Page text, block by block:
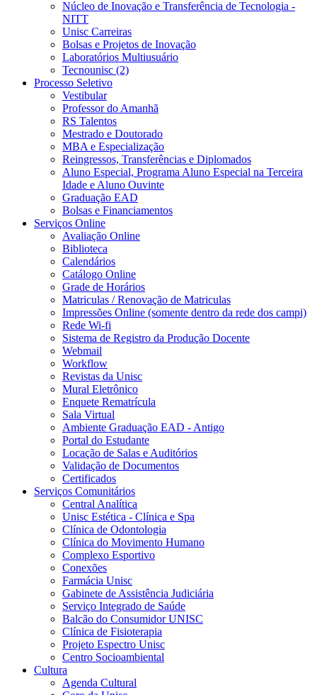
Núcleo de Inovação e Transferência de Tecnologia -
NITT
Unisc Carreiras
Bolsas e Projetos de Inovação
Laboratórios Multiusuário
Tecnounisc (2)
Processo Seletivo
Vestibular
Professor do Amanhã
RS Talentos
Mestrado e Doutorado
MBA e Especialização
Reingressos, Transferências e Diplomados
Aluno Especial, Programa Aluno Especial na Terceira
Idade e Aluno Ouvinte
Graduação EAD
Bolsas e Financiamentos
Serviços Online
Avaliação Online
Biblioteca
Calendários
Catálogo Online
Grade de Horários
Matriculas / Renovação de Matriculas
Impressões Online (somente dentro da rede dos campi)
Rede Wi-fi
Sistema de Registro da Produção Docente
Webmail
Workflow
Revistas da Unisc
Mural Eletrônico
Enquete Rematrícula
Sala Virtual
Ambiente Graduação EAD - Antigo
Portal do Estudante
Locação de Salas e Auditórios
Validação de Documentos
Certificados
Serviços Comunitários
Central Analítica
Unisc Estética - Clínica e Spa
Clínica de Odontologia
Clínica do Movimento Humano
Complexo Esportivo
Conexões
Farmácia Unisc
Gabinete de Assistência Judiciária
Serviço Integrado de Saúde
Balcão do Consumidor UNISC
Clínica de Fisioterapia
Projeto Espectro Unisc
Centro Socioambiental
Cultura
Agenda Cultural